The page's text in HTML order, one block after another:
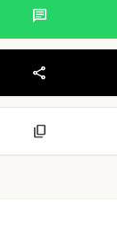
chat
share
content_copy